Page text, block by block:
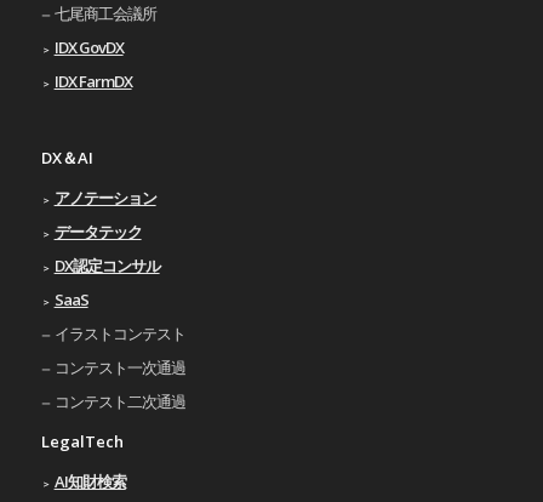
七尾商工会議所
IDX GovDX
IDX FarmDX
DX＆AI
アノテーション
データテック
DX認定コンサル
SaaS
イラストコンテスト
コンテスト一次通過
コンテスト二次通過
LegalTech
AI知財検索